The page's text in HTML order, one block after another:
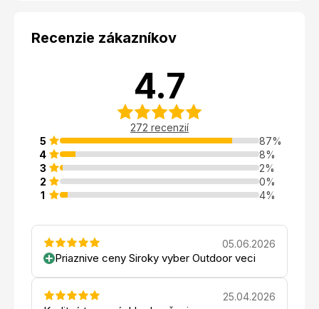
Recenzie zákazníkov
4.7
272 recenzií
5
87%
4
8%
3
2%
2
0%
1
4%
05.06.2026
Priaznive ceny Siroky vyber Outdoor veci
25.04.2026